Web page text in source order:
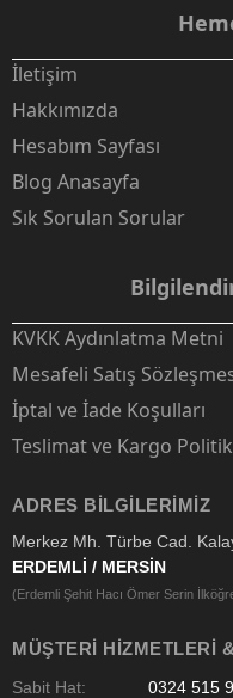
İletişim
Hakkımızda
Hesabım Sayfası
Blog Anasayfa
Sık Sorulan Sorular
KVKK Aydınlatma Metni
Mesafeli Satış
İptal ve İade Koşulları
Teslimat ve Kargo
ADRES BILGILERIMIZ
Merkez Mh. Türbe Cad.
ERDEMLİ / MERSİN
(Erdemli Şehit Hacı Ömer Serin
MÜŞTERI HIZMETLERI
Sabit Hat: 0324 515